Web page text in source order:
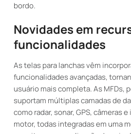
bordo.
Novidades em
funcionalidades
As telas para lanchas vêm
funcionalidades avançadas,
usuário mais completa. As MFDs,
suportam múltiplas camadas de
como radar, sonar, GPS, câmeras
motor, todas integradas em uma